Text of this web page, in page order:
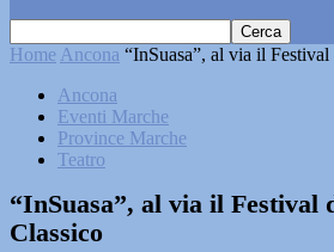
Home Ancona “InSuasa”, al via il
Ancona
Eventi Marche
Province Marche
Teatro
“InSuasa”, al via il Festival
Classico